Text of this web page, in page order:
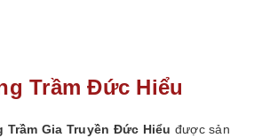
Trầm Đức Hiểu
Trầm Gia Truyền Đức Hiểu được sản